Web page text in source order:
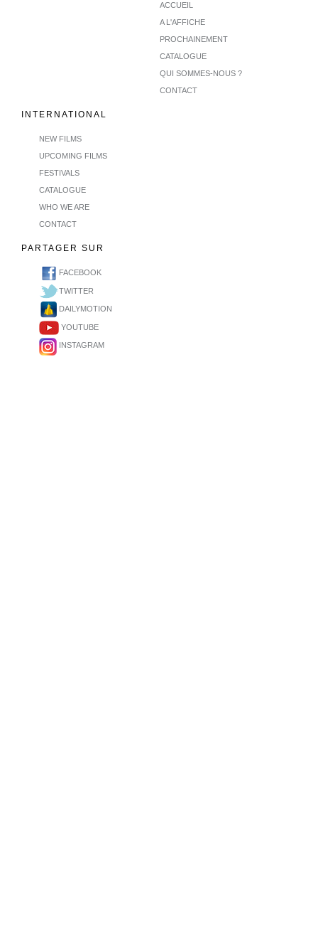
ACCUEIL
A L'AFFICHE
PROCHAINEMENT
CATALOGUE
QUI SOMMES-NOUS ?
CONTACT
INTERNATIONAL
NEW FILMS
UPCOMING FILMS
FESTIVALS
CATALOGUE
WHO WE ARE
CONTACT
PARTAGER SUR
FACEBOOK
TWITTER
DAILYMOTION
YOUTUBE
INSTAGRAM